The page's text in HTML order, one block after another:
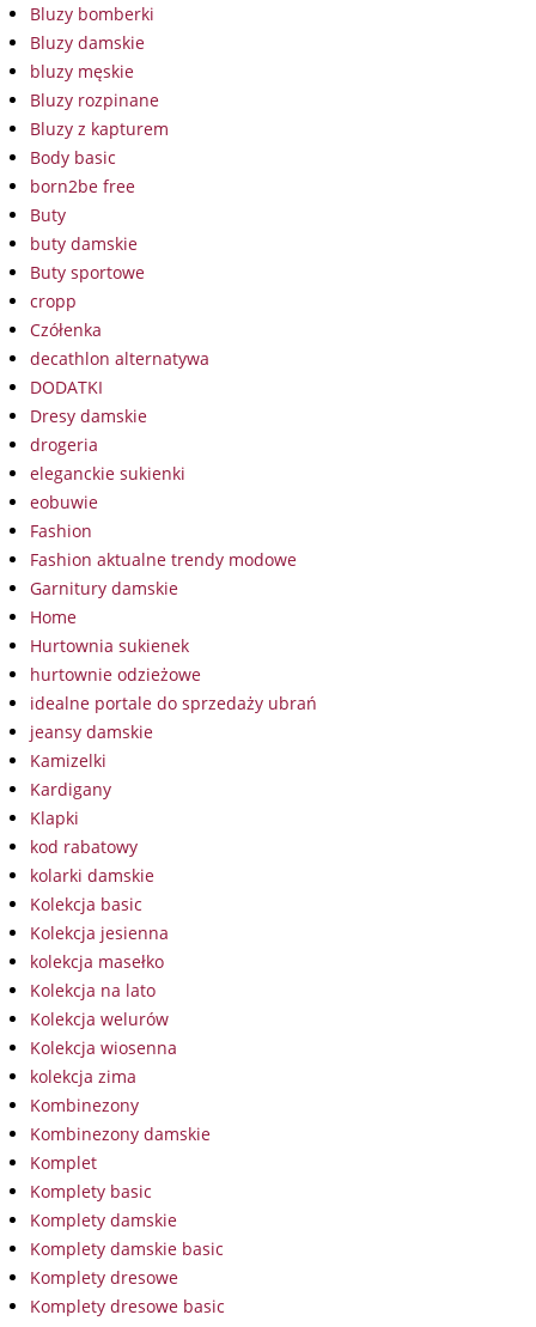
Bluzy bomberki
Bluzy damskie
bluzy męskie
Bluzy rozpinane
Bluzy z kapturem
Body basic
born2be free
Buty
buty damskie
Buty sportowe
cropp
Czółenka
decathlon alternatywa
DODATKI
Dresy damskie
drogeria
eleganckie sukienki
eobuwie
Fashion
Fashion aktualne trendy modowe
Garnitury damskie
Home
Hurtownia sukienek
hurtownie odzieżowe
idealne portale do sprzedaży ubrań
jeansy damskie
Kamizelki
Kardigany
Klapki
kod rabatowy
kolarki damskie
Kolekcja basic
Kolekcja jesienna
kolekcja masełko
Kolekcja na lato
Kolekcja welurów
Kolekcja wiosenna
kolekcja zima
Kombinezony
Kombinezony damskie
Komplet
Komplety basic
Komplety damskie
Komplety damskie basic
Komplety dresowe
Komplety dresowe basic